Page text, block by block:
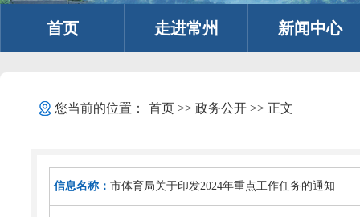
首页 走进常州 新闻中心
您当前的位置： 首页>> 政务公开>> 正文
信息名称： 市体育局关于印发2024年重点工作任务的通知